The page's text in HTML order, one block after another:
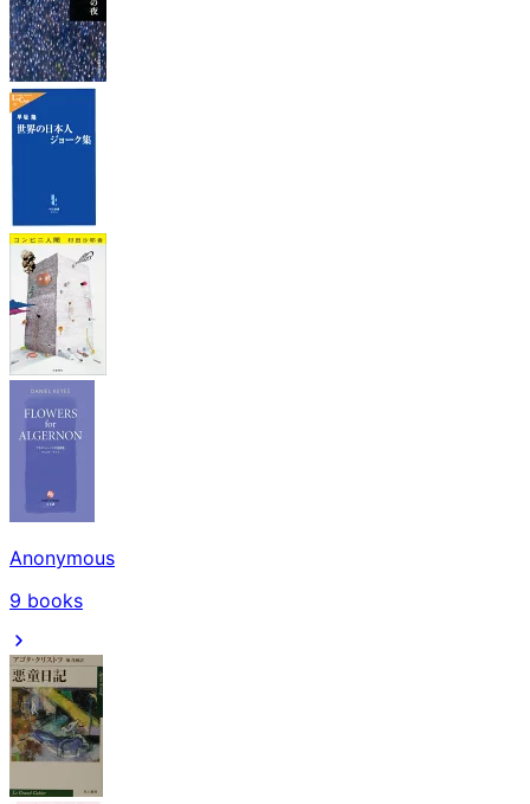
Anonymous
9 books